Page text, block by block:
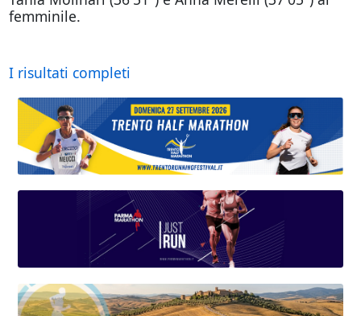
femminile.
I risultati completi